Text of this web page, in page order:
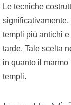
Le tecniche
templi più antichi e
tarde. Tale scelta
in quanto il
templi.